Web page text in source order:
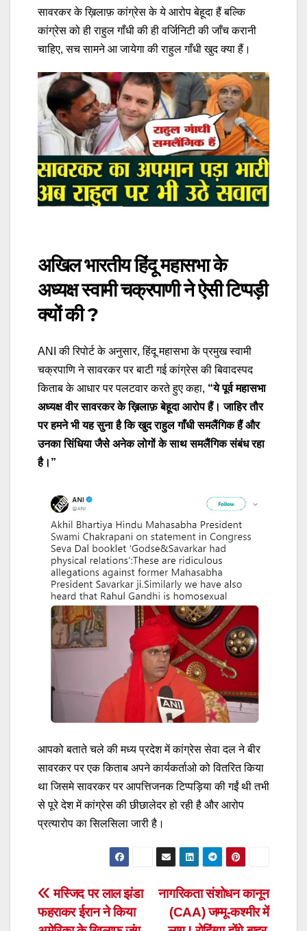
सावरकर के ख़िलाफ़ कांग्रेस के ये आरोप बेहूदा हैं बल्कि
कांग्रेस को ही राहुल गाँधी की ही वर्जिनिटी की जाँच करानी
चाहिए, सच सामने आ जायेगा की राहुल गाँधी खुद क्या हैं।
अखिल भारतीय हिंदू महासभा के
अध्यक्ष स्वामी चक्रपाणी ने ऐसी टिप्पड़ी
क्यों की ?
ANI की रिपोर्ट के अनुसार, हिंदू महासभा के प्रमुख स्वामी
चक्रपाणि ने सावरकर पर बाटी गई कांग्रेस की बिवादस्पद
किताब के आधार पर पलटवार करते हुए कहा, “ये पूर्व महासभा
अध्यक्ष वीर सावरकर के ख़िलाफ़ बेहूदा आरोप हैं। जाहिर तौर
पर हमने भी यह सुना है कि खुद राहुल गाँधी समलैंगिक हैं और
उनका सिंधिया जैसे अनेक लोगों के साथ समलैंगिक संबंध रहा
है।”
आपको बताते चले की मध्य प्रदेश में कांग्रेस सेवा दल ने बीर
सावरकर पर एक किताब अपने कार्यकर्ताओ को वितरित किया
था जिसमे सावरकर पर आपत्तिजनक टिप्पड़िया की गईं थी तभी
से पूरे देश में कांग्रेस की छीछालेदर हो रही है और आरोप
प्रत्यारोप का सिलसिला जारी है।
Post
नागरिकता संशोधन कानून
(CAA) जम्मू-कश्मीर में
मस्जिद पर लाल झंडा
फहराकर ईरान ने किया